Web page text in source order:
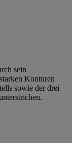
sein
Konturen
sowie der drei